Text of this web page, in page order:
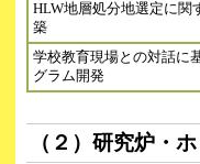
HLW地層処分地選定に関
築
学校教育現場との対話に
グラム開発
（２）研究炉・